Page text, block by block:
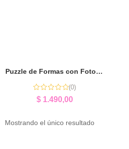
Puzzle de Formas con Fotos Personalizado (x8) | Aprender Jugando
(0)
$1.490,00
Mostrando el único resultado